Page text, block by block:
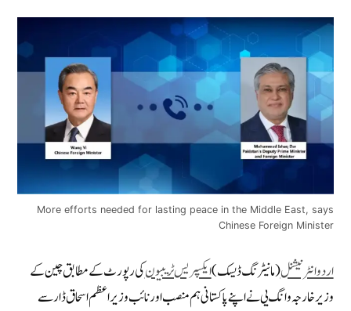
More efforts needed for lasting peace in the Middle East, says
Chinese Foreign Minister
اردو انٹرنیشنل(مانیٹرنگ ڈیسک)ایکسپریس ٹریبیونکی رپورٹ کے مطابقچین کے
وزیر خارجہ وانگ یی نے اپنے پاکستانی ہم منصب اور نائب وزیراعظم اسحاق ڈار سے